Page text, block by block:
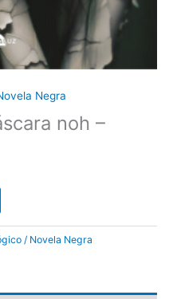
Negra
noh –
/ Novela Negra